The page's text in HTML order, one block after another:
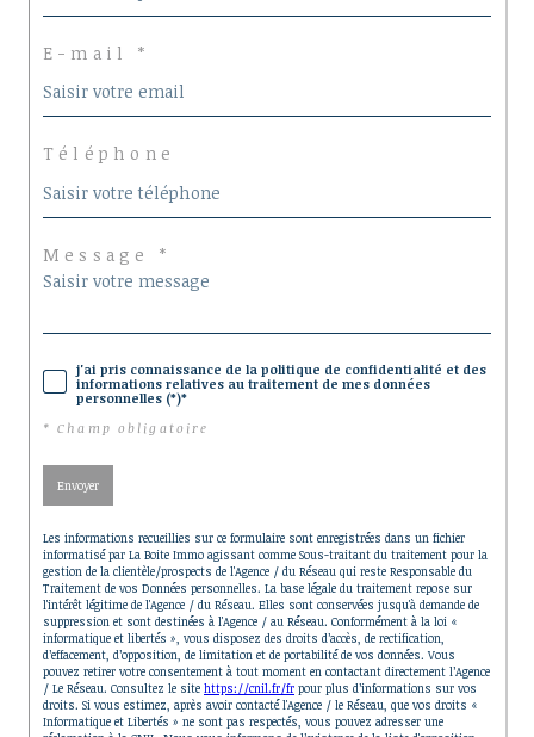
E-mail *
Téléphone
Message *
j'ai pris connaissance de la politique de confidentialité et des
informations relatives au traitement de mes données
personnelles (*)*
* Champ obligatoire
Envoyer
Les informations recueillies sur ce formulaire sont enregistrées dans un fichier
informatisé par La Boite Immo agissant comme Sous-traitant du traitement pour la
gestion de la clientèle/prospects de l'Agence / du Réseau qui reste Responsable du
Traitement de vos Données personnelles. La base légale du traitement repose sur
l'intérêt légitime de l'Agence / du Réseau. Elles sont conservées jusqu'à demande de
suppression et sont destinées à l'Agence / au Réseau. Conformément à la loi «
informatique et libertés », vous disposez des droits d’accès, de rectification,
d’effacement, d’opposition, de limitation et de portabilité de vos données. Vous
pouvez retirer votre consentement à tout moment en contactant directement l’Agence
/ Le Réseau. Consultez le site https://cnil.fr/fr pour plus d’informations sur vos
droits. Si vous estimez, après avoir contacté l'Agence / le Réseau, que vos droits «
Informatique et Libertés » ne sont pas respectés, vous pouvez adresser une